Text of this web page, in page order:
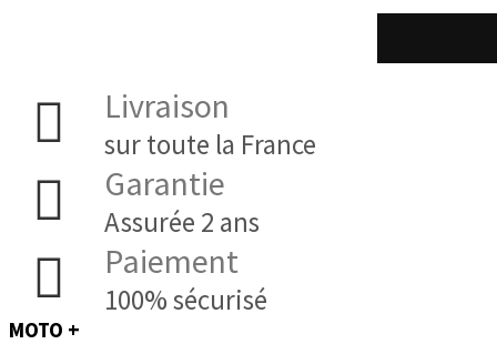
Livraison
sur toute la France
Garantie
Assurée 2 ans
Paiement
100% sécurisé
MOTO +